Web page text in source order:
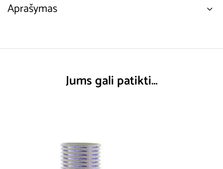
Aprašymas
Jums gali patikti…